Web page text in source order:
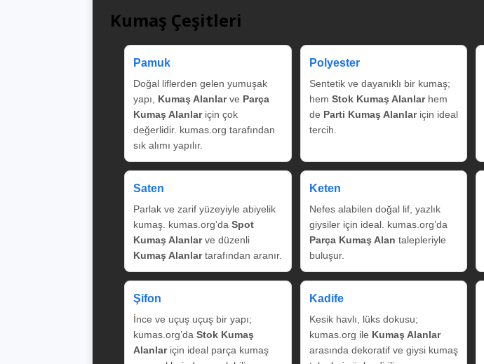
Kumaş Çeşitleri
Pamuk
Doğal liflerden gelen yumuşak
yapı, Kumaş Alanlarve Parça
Kumaş Alanlariçin çok
değerlidir. kumas.org tarafından
sık alımı yapılır.
Polyester
Sentetik ve dayanıklı bir kumaş;
hem Stok Kumaş Alanlarhem
de Parti Kumaş Alanlariçin ideal
tercih.
Saten
Parlak ve zarif yüzeyiyle abiyelik
kumaş. kumas.org’da Spot
Kumaş Alanlarve düzenli
Kumaş Alanlartarafından aranır.
Keten
Nefes alabilen doğal lif, yazlık
giysiler için ideal. kumas.org’da
Parça Kumaş Alan talepleriyle
buluşur.
Şifon
İnce ve uçuş uçuş bir yapı;
kumas.org’da Stok Kumaş
Alanlariçin ideal parça kumaş
Kadife
Kesik havlı, lüks dokusu;
kumas.org ile Kumaş Alanlar
arasında dekoratif ve giysi kumaş